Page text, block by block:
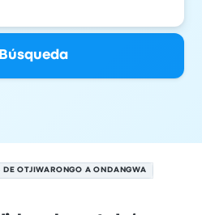
Búsqueda
DE OTJIWARONGO A ONDANGWA